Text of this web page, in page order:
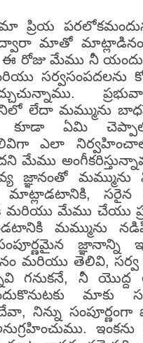
ప్రియ
మాతో
రోజు మేము నీ యందు
సర్వసంపదలను
లేదా మమ్మును
కూడా ఏమి
తెలివిగా ఎలా
మేము
మమ్మును
మాట్లాడటానికి, సరైన
మరియు మేము చేయు
మమ్మును
జ్ఞానాన్ని
మరియు తెలివి, సర్వ
గనుకనే, నీ యొద్ద
మాకు
నిన్ను సంపూర్ణంగా